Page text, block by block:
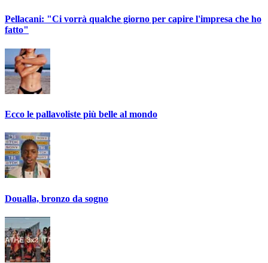
Pellacani: "Ci vorrà qualche giorno per capire l'impresa che ho
fatto"
Ecco le pallavoliste più belle al mondo
Doualla, bronzo da sogno